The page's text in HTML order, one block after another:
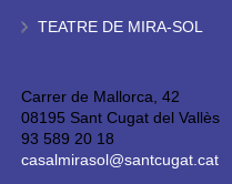
TEATRE DE MIRA-SOL
Carrer de Mallorca, 42
08195 Sant Cugat del Vallès
93 589 20 18
casalmirasol@santcugat.cat